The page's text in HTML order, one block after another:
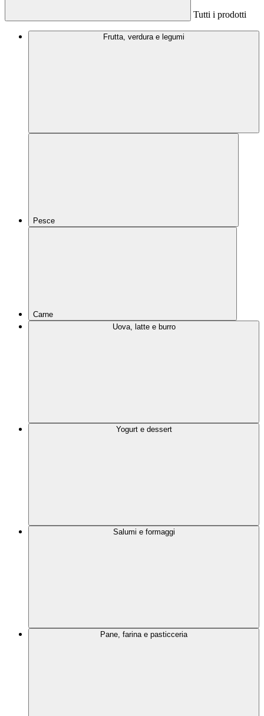
Tutti i prodotti
Frutta, verdura e legumi
Pesce
Carne
Uova, latte e burro
Yogurt e dessert
Salumi e formaggi
Pane, farina e pasticceria